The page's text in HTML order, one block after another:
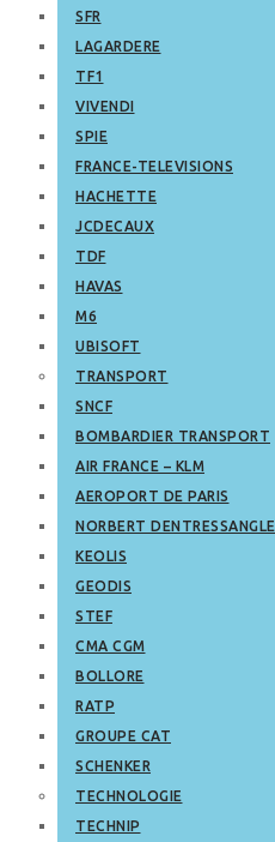
SFR
LAGARDERE
TF1
VIVENDI
SPIE
FRANCE-TELEVISIONS
HACHETTE
JCDECAUX
TDF
HAVAS
M6
UBISOFT
TRANSPORT
SNCF
BOMBARDIER TRANSPORT
AIR FRANCE – KLM
AEROPORT DE PARIS
NORBERT DENTRESSANGLE
KEOLIS
GEODIS
STEF
CMA CGM
BOLLORE
RATP
GROUPE CAT
SCHENKER
TECHNOLOGIE
TECHNIP